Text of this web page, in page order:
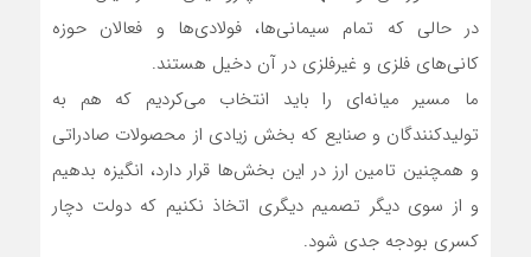
در حالی که تمام سیمانی‌ها، فولادی‌ها و فعالان حوزه
کانی‌های فلزی و غیرفلزی در آن دخیل هستند.
ما مسیر میانه‌ای را باید انتخاب می‌کردیم که هم به
تولیدکنندگان و صنایع که بخش زیادی از محصولات صادراتی
و همچنین تامین ارز در این بخش‌ها قرار دارد، انگیزه بدهیم
و از سوی دیگر تصمیم دیگری اتخاذ نکنیم که دولت دچار
کسری بودجه جدی شود.